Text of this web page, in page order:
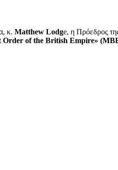
κ. Matthew Lodge, η Πρόεδρος
Order of the British Empire»